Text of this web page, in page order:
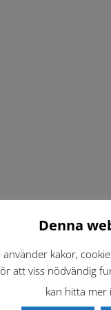
Denna
använder kakor,
att viss nödvändig
kan hitta mer